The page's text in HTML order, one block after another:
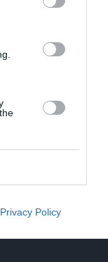
Privacy Policy